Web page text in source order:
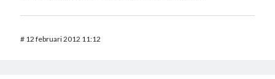
# 12 februari 2012 11:12